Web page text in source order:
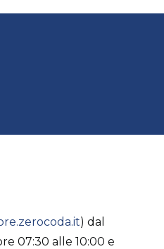
) dal
07:30 alle 10:00 e